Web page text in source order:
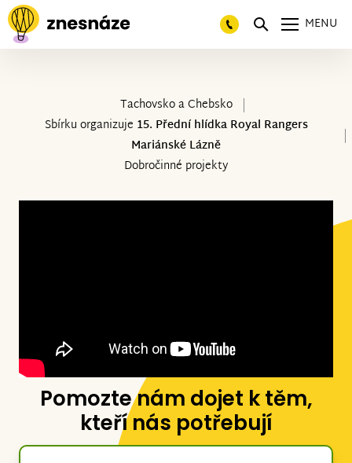
MENU
Tachovsko a Chebsko
Sbírku organizuje 15. Přední hlídka Royal Rangers
Mariánské Lázně
Dobročinné projekty
Pomozte nám dojet k těm,
kteří nás potřebují